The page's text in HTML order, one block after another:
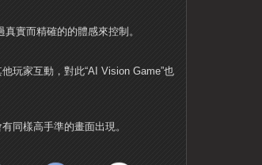
實而精確的的體感來控制。
玩家互動，對此“AI Vision Game”也
同樣高手準的畫面出現。